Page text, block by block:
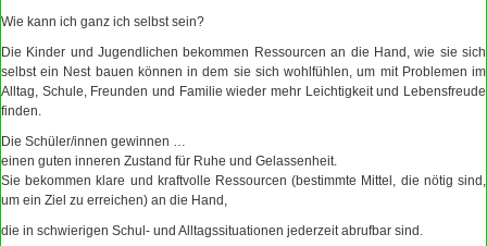
Wie kann ich ganz ich selbst sein?
Die Kinder und Jugendlichen bekommen Ressourcen an die Hand, wie sie sich
selbst ein Nest bauen können in dem sie sich wohlfühlen, um mit Problemen im
Alltag, Schule, Freunden und Familie wieder mehr Leichtigkeit und Lebensfreude
finden.
Die Schüler/innen gewinnen …
einen guten inneren Zustand für Ruhe und Gelassenheit.
Sie bekommen klare und kraftvolle Ressourcen(bestimmte Mittel, die nötig sind,
um ein Ziel zu erreichen) an die Hand,
die in schwierigen Schul- und Alltagssituationen jederzeit abrufbar sind.